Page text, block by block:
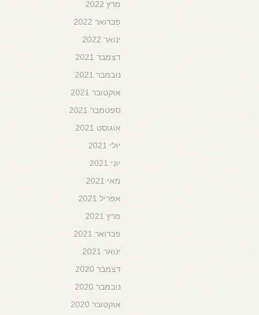
מרץ 2022
פברואר 2022
ינואר 2022
דצמבר 2021
נובמבר 2021
אוקטובר 2021
ספטמבר 2021
אוגוסט 2021
יולי 2021
יוני 2021
מאי 2021
אפריל 2021
מרץ 2021
פברואר 2021
ינואר 2021
דצמבר 2020
נובמבר 2020
אוקטובר 2020